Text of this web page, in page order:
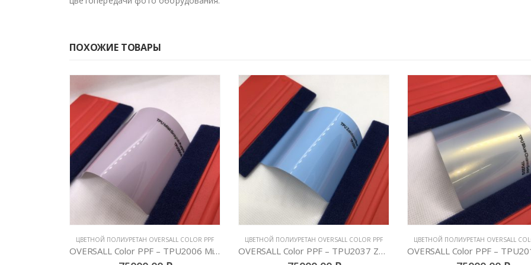
ПОХОЖИЕ ТОВАРЫ
ЦВЕТНОЙ ПОЛИУРЕТАН OVERSALL COLOR PPF
OVERSALL Color PPF – TPU2037 Zandvoort Blue
ЦВЕТНОЙ ПОЛИУРЕТАН OVERSALL COLOR PPF
OVERSALL Color PPF – TPU2013 Blue Charm Gold
ЦВЕТНОЙ ПОЛИУРЕТАН OVERSALL